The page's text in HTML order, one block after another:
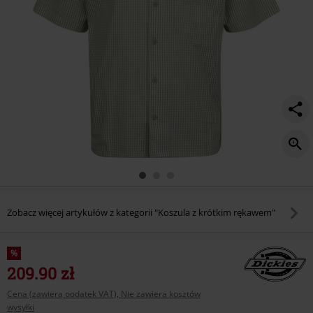
Zobacz więcej artykułów z kategorii "Koszula z krótkim rękawem"
%
209.90 zł
Cena (zawiera podatek VAT), Nie zawiera kosztów
wysyłki